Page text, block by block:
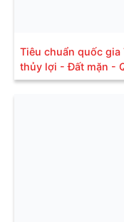
Tiêu chuẩn quốc gia
thủy lợi - Đất mặn -